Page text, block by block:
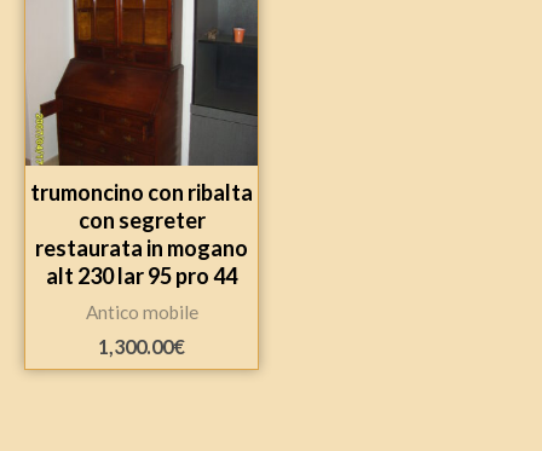
trumoncino con ribalta
con segreter
restaurata in mogano
alt 230 lar 95 pro 44
Antico mobile
1,300.00€